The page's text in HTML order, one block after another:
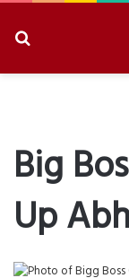
Big
Up